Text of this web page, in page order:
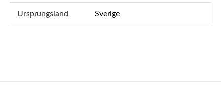
Ursprungsland Sverige